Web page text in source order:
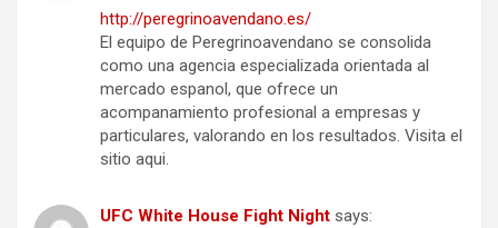
http://peregrinoavendano.es/
El equipo de Peregrinoavendano se consolida
como una agencia especializada orientada al
mercado espanol, que ofrece un
acompanamiento profesional a empresas y
particulares, valorando en los resultados. Visita el
sitio aqui.
UFC White House Fight Night says: